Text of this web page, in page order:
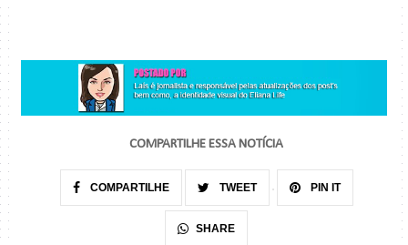
COMPARTILHE ESSA NOTÍCIA
COMPARTILHE TWEET PIN IT
SHARE